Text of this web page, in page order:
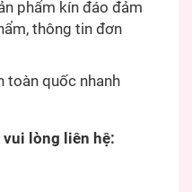
phẩm kín đáo đảm
thông tin đơn
toàn quốc nhanh
lòng liên hệ: